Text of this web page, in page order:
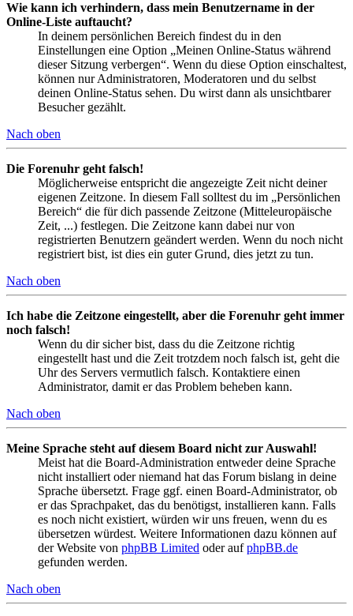
Wie kann ich verhindern, dass mein Benutzername in der
Online-Liste auftaucht?
In deinem persönlichen Bereich findest du in den
Einstellungen eine Option „Meinen Online-Status während
dieser Sitzung verbergen“. Wenn du diese Option einschaltest,
können nur Administratoren, Moderatoren und du selbst
deinen Online-Status sehen. Du wirst dann als unsichtbarer
Besucher gezählt.
Nach oben
Die Forenuhr geht falsch!
Möglicherweise entspricht die angezeigte Zeit nicht deiner
eigenen Zeitzone. In diesem Fall solltest du im „Persönlichen
Bereich“ die für dich passende Zeitzone (Mitteleuropäische
Zeit, ...) festlegen. Die Zeitzone kann dabei nur von
registrierten Benutzern geändert werden. Wenn du noch nicht
registriert bist, ist dies ein guter Grund, dies jetzt zu tun.
Nach oben
Ich habe die Zeitzone eingestellt, aber die Forenuhr geht immer
noch falsch!
Wenn du dir sicher bist, dass du die Zeitzone richtig
eingestellt hast und die Zeit trotzdem noch falsch ist, geht die
Uhr des Servers vermutlich falsch. Kontaktiere einen
Administrator, damit er das Problem beheben kann.
Nach oben
Meine Sprache steht auf diesem Board nicht zur Auswahl!
Meist hat die Board-Administration entweder deine Sprache
nicht installiert oder niemand hat das Forum bislang in deine
Sprache übersetzt. Frage ggf. einen Board-Administrator, ob
er das Sprachpaket, das du benötigst, installieren kann. Falls
es noch nicht existiert, würden wir uns freuen, wenn du es
übersetzen würdest. Weitere Informationen dazu können auf
der Website von phpBB Limited oder aufphpBB.de
gefunden werden.
Nach oben